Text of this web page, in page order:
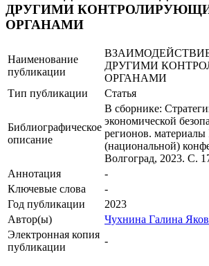
ДРУГИМИ
ОРГАНАМИ
Наименование
публикации
ДРУГИМИ
ОРГАНАМИ
Тип публикации
Статья
Библиографическое
описание
В сборнике:
экономической
регионов.
(национальной)
Волгоград, 2023. С.
Аннотация
-
Ключевые cлова
-
Год публикации
2023
Автор(ы)
Чухнина Галина
Электронная копия
публикации
-